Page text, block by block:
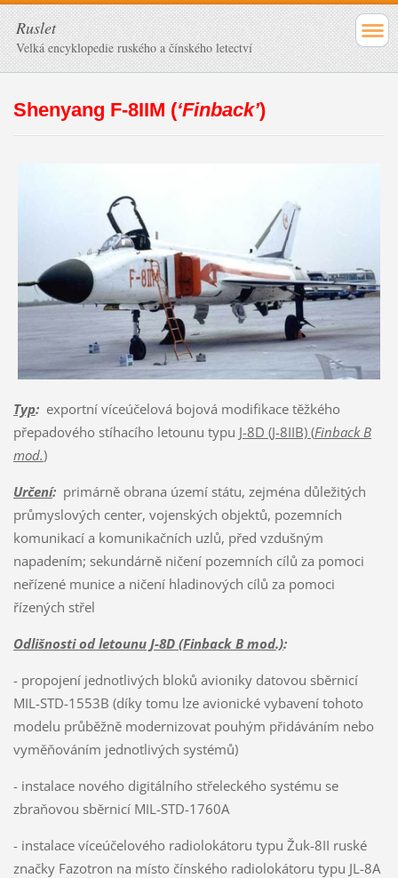
Ruslet
Velká encyklopedie ruského a čínského letectví
Shenyang F-8IIM (‘Finback’)
Typ:exportní víceúčelová bojová modifikace těžkého
přepadového stíhacího letounu typu J-8D (J-8IIB) (Finback B
mod.)
Určení:primárně obrana území státu, zejména důležitých
průmyslových center, vojenských objektů, pozemních
komunikací a komunikačních uzlů, před vzdušným
napadením; sekundárně ničení pozemních cílů za pomoci
neřízené munice a ničení hladinových cílů za pomoci
řízených střel
Odlišnosti od letounu J-8D (Finback B mod.):
- propojení jednotlivých bloků avioniky datovou sběrnicí
MIL-STD-1553B (díky tomu lze avionické vybavení tohoto
modelu průběžně modernizovat pouhým přidáváním nebo
vyměňováním jednotlivých systémů)
- instalace nového digitálního střeleckého systému se
zbraňovou sběrnicí MIL-STD-1760A
- instalace víceúčelového radiolokátoru typu Žuk-8II ruské
značky Fazotron na místo čínského radiolokátoru typu JL-8A